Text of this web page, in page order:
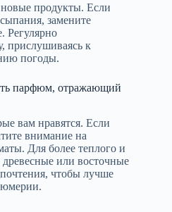
продукты. Если
замените
Регулярно
прислушиваясь к
погоды.
парфюм, отражающий
вам нравятся. Если
внимание на
Для более теплого и
или восточные
чтобы лучше